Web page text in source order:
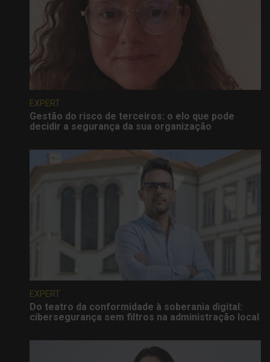
EXPERT
Gestão do risco de terceiros: o elo que pode
decidir a segurança da sua organização
EXPERT
Do teatro da conformidade à soberania digital:
cibersegurança sem filtros na administração local